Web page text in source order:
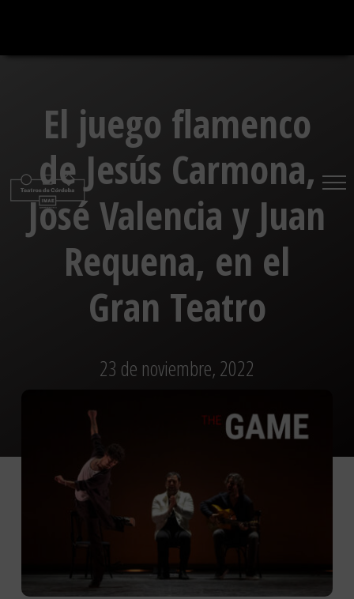
contenido
El juego flamenco
de Jesús Carmona,
José Valencia y Juan
Requena, en el
Gran Teatro
23 de noviembre, 2022